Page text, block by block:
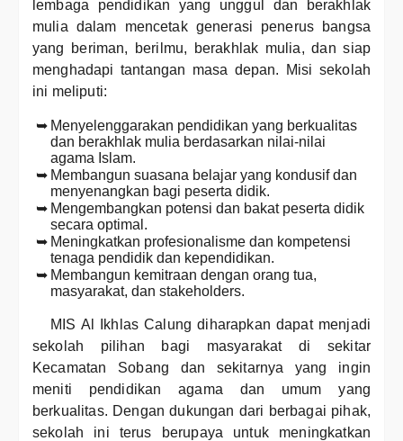
lembaga pendidikan yang unggul dan berakhlak
mulia dalam mencetak generasi penerus bangsa
yang beriman, berilmu, berakhlak mulia, dan siap
menghadapi tantangan masa depan. Misi sekolah
ini meliputi:
Menyelenggarakan pendidikan yang berkualitas
dan berakhlak mulia berdasarkan nilai-nilai
agama Islam.
Membangun suasana belajar yang kondusif dan
menyenangkan bagi peserta didik.
Mengembangkan potensi dan bakat peserta didik
secara optimal.
Meningkatkan profesionalisme dan kompetensi
tenaga pendidik dan kependidikan.
Membangun kemitraan dengan orang tua,
masyarakat, dan stakeholders.
MIS Al Ikhlas Calung diharapkan dapat menjadi
sekolah pilihan bagi masyarakat di sekitar
Kecamatan Sobang dan sekitarnya yang ingin
meniti pendidikan agama dan umum yang
berkualitas. Dengan dukungan dari berbagai pihak,
sekolah ini terus berupaya untuk meningkatkan